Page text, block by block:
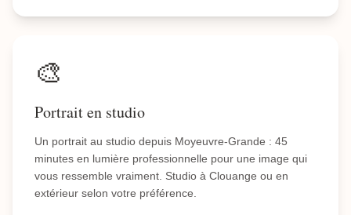
🎨
Portrait en studio
Un portrait au studio depuis Moyeuvre-Grande : 45
minutes en lumière professionnelle pour une image qui
vous ressemble vraiment. Studio à Clouange ou en
extérieur selon votre préférence.